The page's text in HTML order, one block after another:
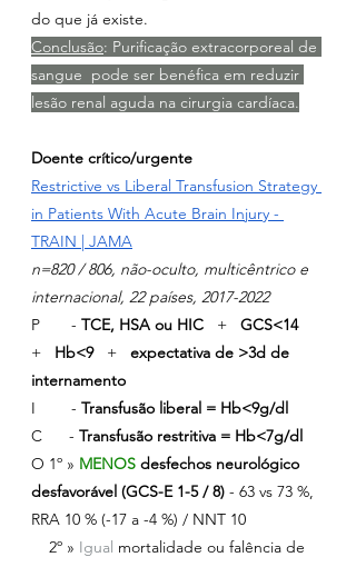
do que já existe.
Conclusão: Purificação extracorporeal de
sangue  pode ser benéfica em reduzir
lesão renal aguda na cirurgia cardíaca.
Doente crítico/urgente
Restrictive vs Liberal Transfusion Strategy
in Patients With Acute Brain Injury -
TRAIN | JAMA
n=820 / 806, não-oculto, multicêntrico e
internacional, 22 países, 2017-2022
P       - TCE, HSA ou HIC
   +
GCS<14
+ Hb<9
   +
expectativa de >3d de
internamento
I        - Transfusão liberal = Hb<9g/dl
C      - Transfusão restritiva = Hb<7g/dl
O 1º » MENOS desfechos neurológico
desfavorável (GCS-E 1-5 / 8) - 63 vs 73 %,
RRA 10 % (-17 a -4 %) / NNT 10
    2º »
Igual mortalidade ou falência de